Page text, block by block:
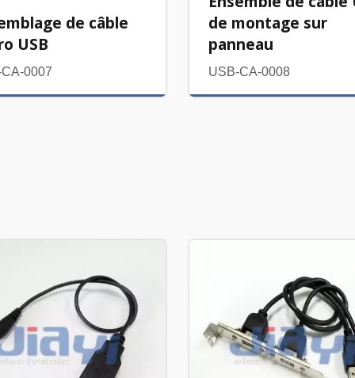
de câble
USB
0007
de montage sur
panneau
USB-CA-0008